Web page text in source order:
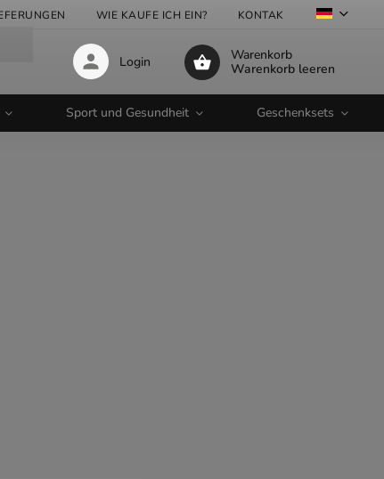
WIE KAUFE ICH EIN? KONTAKTE
Warenkorb
Warenkorb leeren
Login
Sport und Gesundheit Geschenksets